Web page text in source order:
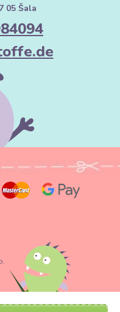
05 Šala